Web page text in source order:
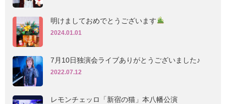
明けましておめでとうございます
2024.01.01
7月10日独演会ライブありがとうございました♪
2022.07.12
レモンチェッロ「新宿の猫」本八幡公演